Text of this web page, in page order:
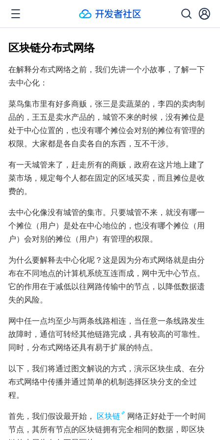
区块链分布式网络
在解释分布式网络之前，我们先讲一个小故事，了解一下
去中心化：
菜鸟集市里有好多商贩，张三是卖蔬菜的，李四的卖肉制
品的，王五是卖水产品的，城管不来的时候，没有摊位是
处于中心位置的，也没有哪个摊位会对别的摊位有管理的
权限。大家都是各自卖各自的东西，互不干涉。
有一天城管来了，赶走所有的商贩，政府在这片地上建了
菜市场，规定每个人都在固定的区域买卖，而且摊位是收
费的。
去中心化像没有城管的集市。只要城管不来，就没有哪一
个摊位（用户）是处在中心地位的，也没有哪个摊位（用
户）会对别的摊位（用户）有管理的权限。
为什么要解释去中心化呢？这是因为分布式网络就是由分
布在不同地点的计算机系统互连而成，网中无中心节点。
它的作用在于减低以往网路传输中的节点，以降低数据遗
失的风险。
网中任一点均至少与两条线路相连，当任意一条线路发生
故障时，通信可转经其他链路完成，具有较高的可靠性。
同时，分布式网络还具有易于扩展的特点。
以下，我们将通过图文解说的方式，演示区块生成、在分
布式网络中传播并通过简单的机制选择区块分支的全过
程。
首先，我们假设最开始， 区块链
网络正好处于一个时间
节点，其所有节点的区块链拥有完全相同的数据，即区块